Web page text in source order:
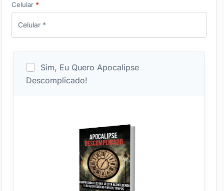
Celular *
Sim, Eu Quero Apocalipse
Descomplicado!